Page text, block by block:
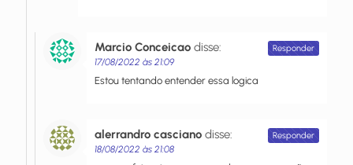
Marcio Conceicao disse:
17/08/2022 às 21:09
Estou tentando entender essa logica
Responder
alerrandro casciano disse:
18/08/2022 às 21:08
Responder